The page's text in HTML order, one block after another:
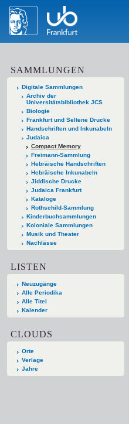
SAMMLUNGEN
Digitale Sammlungen
Archiv der
Universitätsbibliothek JCS
Biologie
Frankfurt und Seltene Drucke
Handschriften und Inkunabeln
Judaica
Compact Memory
Freimann-Sammlung
Hebräische Handschriften
Hebräische Inkunabeln
Jiddische Drucke
Judaica Frankfurt
Kataloge
Rothschild-Sammlung
Kinderbuchsammlungen
Koloniale Sammlungen
Musik und Theater
Nachlässe
LISTEN
Neuzugänge
Alle Periodika
Alle Titel
Kalender
CLOUDS
Orte
Verlage
Jahre